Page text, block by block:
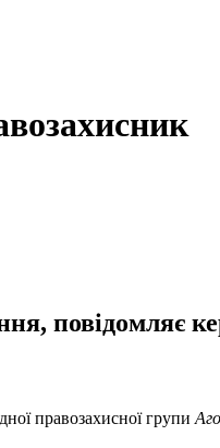
повідомляє
правозахисної групи